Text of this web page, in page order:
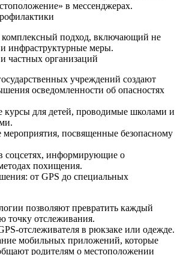
в мессенджерах.
комплексный подход, включающий не
инфраструктурные меры.
частных организаций
учреждений создают
осведомленности об опасностях
для детей, проводимые школами и
посвященные безопасному
соцсетях, информирующие о
похищения.
от GPS до специальных
позволяют превратить каждый
точку отслеживания.
отслеживателя в рюкзаке или одежде.
мобильных приложений, которые
родителям о местоположении